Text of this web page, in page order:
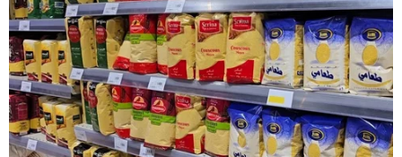
Tăng 2 lần liên tiếp, giá xăng RON95-III
vượt 22.000 đồng mỗi lít
01/06/2023 07:51
Từ 15 giờ ngày 1/6, xăng E5 RON92 tăng 390 đồng/lít;
xăng RON95-III tăng 516 đồng/lít. Ở chiều ngược lại,